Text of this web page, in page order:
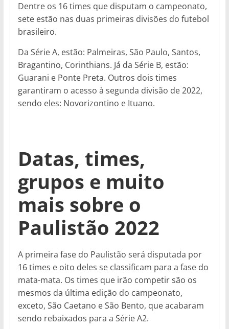
Dentre os 16 times que disputam o campeonato,
sete estão nas duas primeiras divisões do futebol
brasileiro.
Da Série A, estão: Palmeiras, São Paulo, Santos,
Bragantino, Corinthians. Já da Série B, estão:
Guarani e Ponte Preta. Outros dois times
garantiram o acesso à segunda divisão de 2022,
sendo eles: Novorizontino e Ituano.
Datas, times,
grupos e muito
mais sobre o
Paulistão 2022
A primeira fase do Paulistão será disputada por
16 times e oito deles se classificam para a fase do
mata-mata. Os times que irão competir são os
mesmos da última edição do campeonato,
exceto, São Caetano e São Bento, que acabaram
sendo rebaixados para a Série A2.